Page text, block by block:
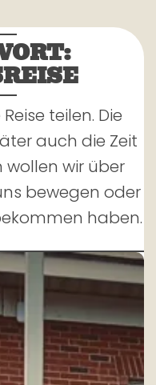
teilen. Die
auch die Zeit
wollen wir über
bewegen oder
haben.